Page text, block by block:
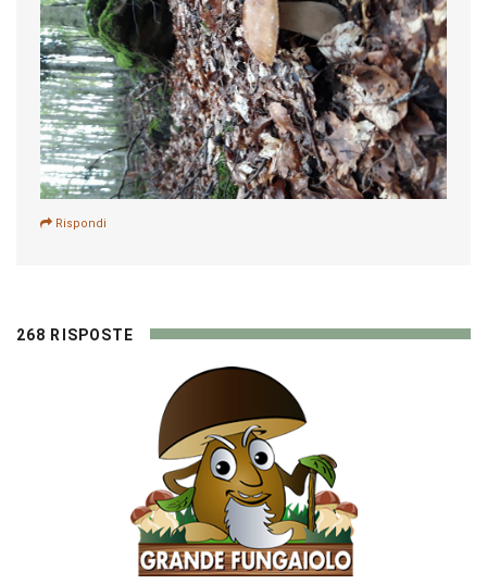
Rispondi
268 RISPOSTE